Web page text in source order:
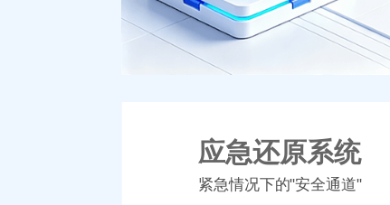
应急还原系统
紧急情况下的"安全通道"